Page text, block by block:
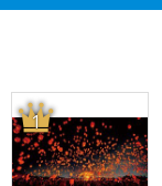
1